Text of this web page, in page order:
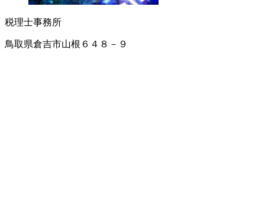
税理士事務所
鳥取県倉吉市山根６４８－９